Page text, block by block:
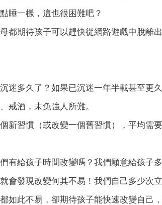
睡一樣，這也很困難吧？
都期待孩子可以趕快從網路遊戲中脫離
迷多久了？如果已沉迷一年半載甚至更
戒酒，未免強人所難。
新習慣（或改變一個舊習慣），平均需
有給孩子時間改變嗎？我們願意給孩子
會發現改變何其不易！我們自己多少次
如此不易，卻期待孩子能快速改變自己